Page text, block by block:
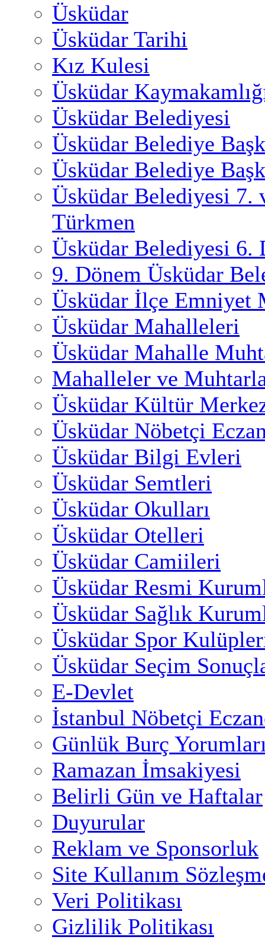
Üsküdar
Üsküdar Tarihi
Kız Kulesi
Üsküdar
Üsküdar Belediyesi
Üsküdar Belediye
Üsküdar Belediye
Üsküdar Belediyesi 7.
Türkmen
Üsküdar Belediyesi 6.
9. Dönem Üsküdar
Üsküdar İlçe Emniyet
Üsküdar Mahalleleri
Üsküdar Mahalle
Mahalleler ve
Üsküdar Kültür
Üsküdar Nöbetçi
Üsküdar Bilgi Evleri
Üsküdar Semtleri
Üsküdar Okulları
Üsküdar Otelleri
Üsküdar Camiileri
Üsküdar Resmi
Üsküdar Sağlık
Üsküdar Spor
Üsküdar Seçim
E-Devlet
İstanbul Nöbetçi
Günlük Burç
Ramazan İmsakiyesi
Belirli Gün ve Haftalar
Duyurular
Reklam ve Sponsorluk
Site Kullanım
Veri Politikası
Gizlilik Politikası